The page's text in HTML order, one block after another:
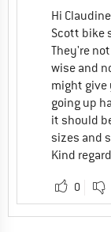
Hi
Scott bike
They're
wise and
might give
going up
it should
sizes and
Kind
0